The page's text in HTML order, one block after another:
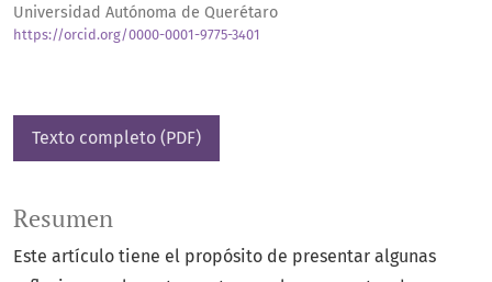
Universidad Autónoma de Querétaro
https://orcid.org/0000-0001-9775-3401
Texto completo (PDF)
Resumen
Este artículo tiene el propósito de presentar algunas